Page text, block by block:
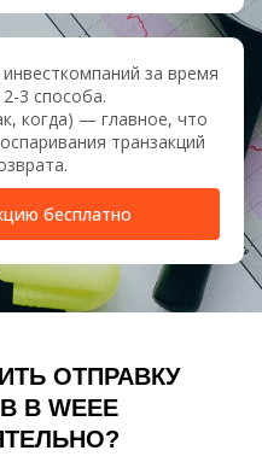
за время
3 способа.
когда) — главное, что
транзакций
бесплатно
ОТПРАВКУ
В WEEE